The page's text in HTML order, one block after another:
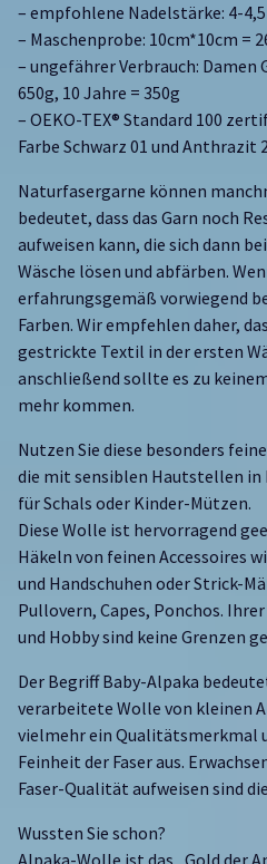
– empfohlene Nadelstärke: 4-
– Maschenprobe: 10cm*10cm =
– ungefährer Verbrauch: Damen
650g, 10 Jahre = 350g
– OEKO-TEX® Standard 100
Farbe Schwarz 01 und Anthrazit
Naturfasergarne können
bedeutet, dass das Garn noch
aufweisen kann, die sich dann
Wäsche lösen und abfärben.
erfahrungsgemäß vorwiegend
Farben. Wir empfehlen daher,
gestrickte Textil in der ersten
anschließend sollte es zu
mehr kommen.
Nutzen Sie diese besonders
die mit sensiblen Hautstellen in
für Schals oder Kinder-Mützen.
Diese Wolle ist hervorragend
Häkeln von feinen Accessoires
und Handschuhen oder Strick-
Pullovern, Capes, Ponchos.
und Hobby sind keine Grenzen
Der Begriff Baby-Alpaka
verarbeitete Wolle von kleinen
vielmehr ein Qualitätsmerkmal
Feinheit der Faser aus.
Faser-Qualität aufweisen sind
Wussten Sie schon?